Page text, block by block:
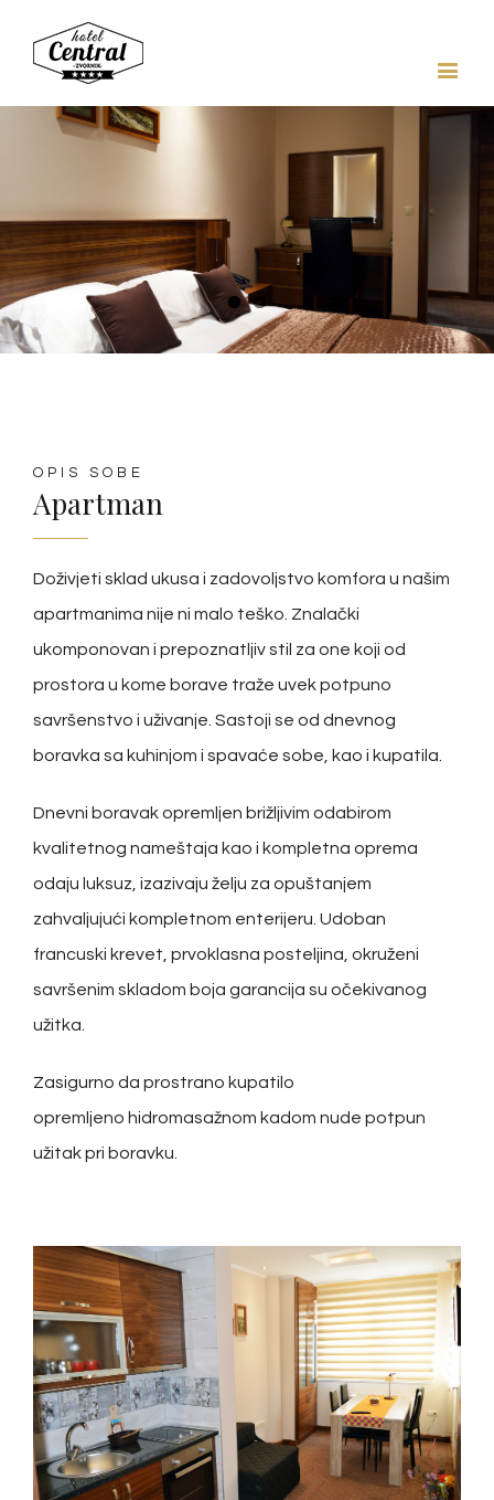
OPIS SOBE
Apartman
Doživjeti sklad ukusa i zadovoljstvo komfora u našim
apartmanima nije ni malo teško. Znalački
ukomponovan i prepoznatljiv stil za one koji od
prostora u kome borave traže uvek potpuno
savršenstvo i uživanje. Sastoji se od dnevnog
boravka sa kuhinjom i spavaće sobe, kao i kupatila.
Dnevni boravak opremljen brižljivim odabirom
kvalitetnog nameštaja kao i kompletna oprema
odaju luksuz, izazivaju želju za opuštanjem
zahvaljujući kompletnom enterijeru. Udoban
francuski krevet, prvoklasna posteljina, okruženi
savršenim skladom boja garancija su očekivanog
užitka.
Zasigurno da prostrano kupatilo
opremljeno hidromasažnom kadom nude potpun
užitak pri boravku.